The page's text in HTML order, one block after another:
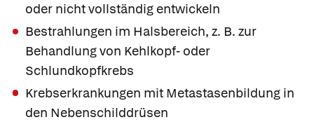
oder nicht vollständig entwickeln
Bestrahlungen im Halsbereich, z. B. zur
Behandlung von Kehlkopf- oder
Schlundkopfkrebs
Krebserkrankungen mit Metastasenbildung in
den Nebenschilddrüsen